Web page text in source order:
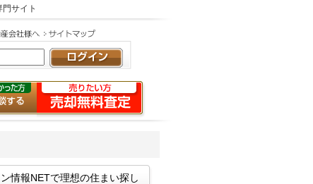
サイト
情報NETで理想の住まい探し